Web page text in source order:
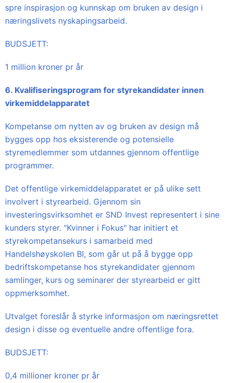
spre inspirasjon og kunnskap om bruken av design i
næringslivets nyskapingsarbeid.
BUDSJETT:
1 million kroner pr år
6. Kvalifiseringsprogram for styrekandidater innen
virkemiddelapparatet
Kompetanse om nytten av og bruken av design må
bygges opp hos eksisterende og potensielle
styremedlemmer som utdannes gjennom offentlige
programmer.
Det offentlige virkemiddelapparatet er på ulike sett
involvert i styrearbeid. Gjennom sin
investeringsvirksomhet er SND Invest representert i sine
kunders styrer. "Kvinner i Fokus" har initiert et
styrekompetansekurs i samarbeid med
Handelshøyskolen BI, som går ut på å bygge opp
bedriftskompetanse hos styrekandidater gjennom
samlinger, kurs og seminarer der styrearbeid er gitt
oppmerksomhet.
Utvalget foreslår å styrke informasjon om næringsrettet
design i disse og eventuelle andre offentlige fora.
BUDSJETT:
0,4 millioner kroner pr år